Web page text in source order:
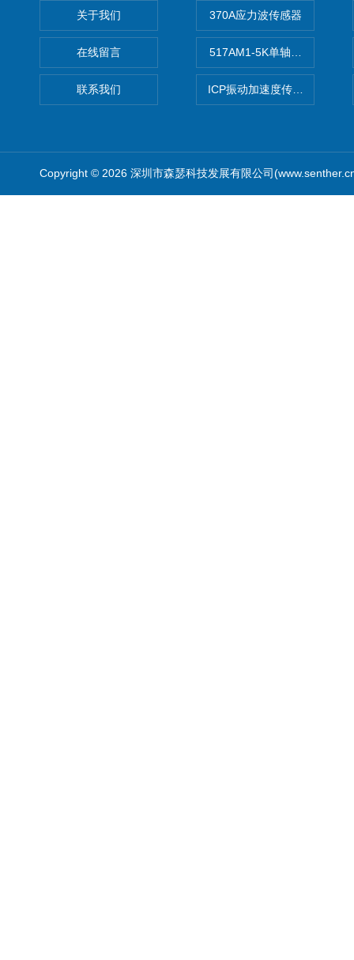
关于我们
在线留言
联系我们
370A应力波传感器
517AM1-5K单轴冲击IEPE加
ICP振动加速度传感器
Copyright © 2026 深圳市森瑟科技发展有限公司